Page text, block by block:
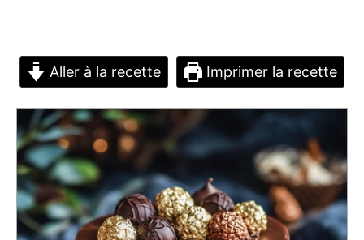
Aller à la recette Imprimer la recette